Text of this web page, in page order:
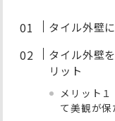
タイル外壁
タイル外壁
リット
メリット
て美観が保